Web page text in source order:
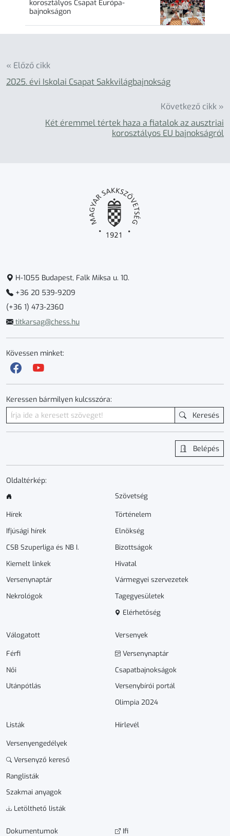
korosztályos Csapat Európa-
bajnokságon
« Előző cikk
2025. évi Iskolai Csapat Sakkvilágbajnokság
Következő cikk »
Két éremmel tértek haza a fiatalok az ausztriai
korosztályos EU bajnokságról
H-1055 Budapest, Falk Miksa u. 10.
+36 20 539-9209
(+36 1) 473-2360
titkarsag@chess.hu
Kövessen minket:
Keressen bármilyen kulcsszóra:
Keresés
Belépés
Oldaltérkép:
Hírek
Ifjúsági hírek
CSB Szuperliga és NB I.
Kiemelt linkek
Versenynaptár
Nekrológok
Szövetség
Történelem
Elnökség
Bizottságok
Hivatal
Vármegyei szervezetek
Tagegyesületek
Elérhetőség
Válogatott
Férfi
Női
Utánpótlás
Versenyek
Versenynaptár
Csapatbajnokságok
Versenybírói portál
Olimpia 2024
Listák
Versenyengedélyek
Versenyző kereső
Ranglisták
Szakmai anyagok
Letölthető listák
Hírlevél
Dokumen­­tumok Ifi